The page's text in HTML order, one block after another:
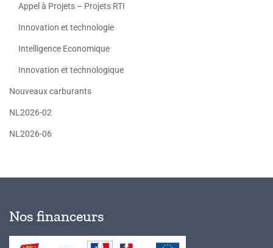
Appel à Projets – Projets RTI
Innovation et technologie
Intelligence Economique
Innovation et technologique
Nouveaux carburants
NL2026-02
NL2026-06
Nos financeurs